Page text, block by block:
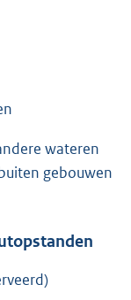
wateren
gebouwen